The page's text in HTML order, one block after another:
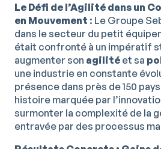
Le Défi de l’Agilité dans un
en Mouvement : Le Groupe
dans le secteur du petit
était confronté à un impératif
augmenter son agilité et sa
une industrie en constante
présence dans près de 150
histoire marquée par
surmonter la complexité de la
entravée par des processus